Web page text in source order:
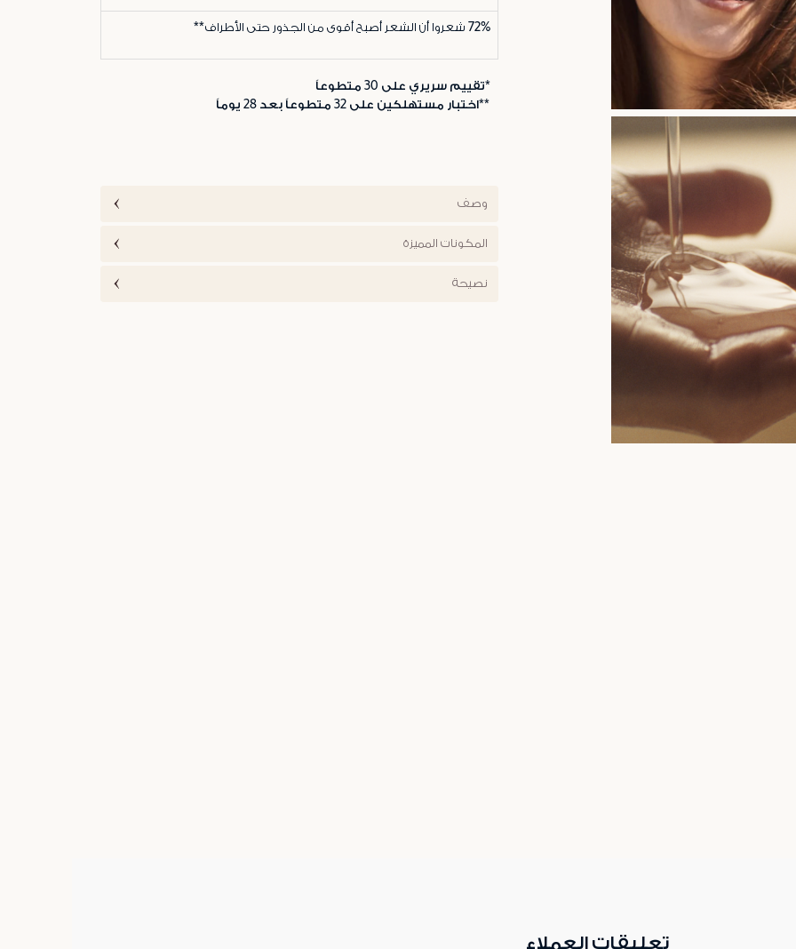
72% شعروا أن الشعر أصبح أقوى من الجذور حتى الأطراف**
*تقييم سريري على 30 متطوعاً
**اختبار مستهلكين على 32 متطوعاً بعد 28 يوماً
وصف
المكونات المميزة
نصيحة
تعليقات العملاء